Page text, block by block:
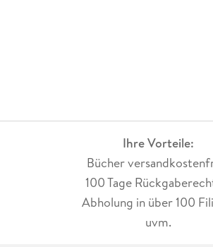
Ihre Vorteile:
Bücher
100 Tage
Abholung in über 100
uvm.